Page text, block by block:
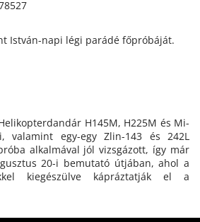
István-napi légi parádé főpróbáját.
H145M, H225M és Mi-
valamint egy-egy Zlin-143 és 242L
alkalmával jól vizsgázott, így már
20-i bemutató útjában, ahol a
kiegészülve kápráztatják el a